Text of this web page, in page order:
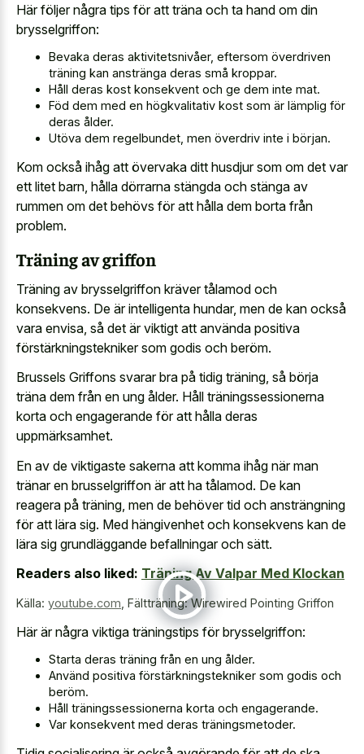
Här följer några tips för att träna och ta hand om din
brysselgriffon:
Bevaka deras aktivitetsnivåer, eftersom överdriven
träning kan anstränga deras små kroppar.
Håll deras kost konsekvent och ge dem inte mat.
Föd dem med en högkvalitativ kost som är lämplig för
deras ålder.
Utöva dem regelbundet, men överdriv inte i början.
Kom också ihåg att övervaka ditt husdjur som om det var
ett litet barn, hålla dörrarna stängda och stänga av
rummen om det behövs för att hålla dem borta från
problem.
Träning av griffon
Träning av brysselgriffon kräver tålamod och
konsekvens. De är intelligenta hundar, men de kan också
vara envisa, så det är viktigt att använda positiva
förstärkningstekniker som godis och beröm.
Brussels Griffons svarar bra på tidig träning, så börja
träna dem från en ung ålder. Håll träningssessionerna
korta och engagerande för att hålla deras
uppmärksamhet.
En av de viktigaste sakerna att komma ihåg när man
tränar en brusselgriffon är att ha tålamod. De kan
reagera på träning, men de behöver tid och ansträngning
för att lära sig. Med hängivenhet och konsekvens kan de
lära sig grundläggande befallningar och sätt.
Readers also liked: Träning Av Valpar Med Klockan
Källa: youtube.com Fältträning: Wirewired Pointing Griffon
Här är några viktiga träningstips för brysselgriffon:
Starta deras träning från en ung ålder.
Använd positiva förstärkningstekniker som godis och
beröm.
Håll träningssessionerna korta och engagerande.
Var konsekvent med deras träningsmetoder.